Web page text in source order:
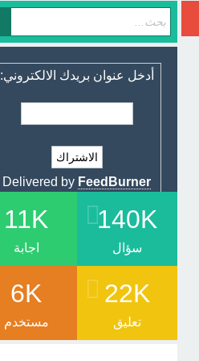
أدخل عنوان بريدك الالكتروني:
Delivered by FeedBurner
140K
سؤال
11K
اجابة
22K
تعليق
6K
مستخدم